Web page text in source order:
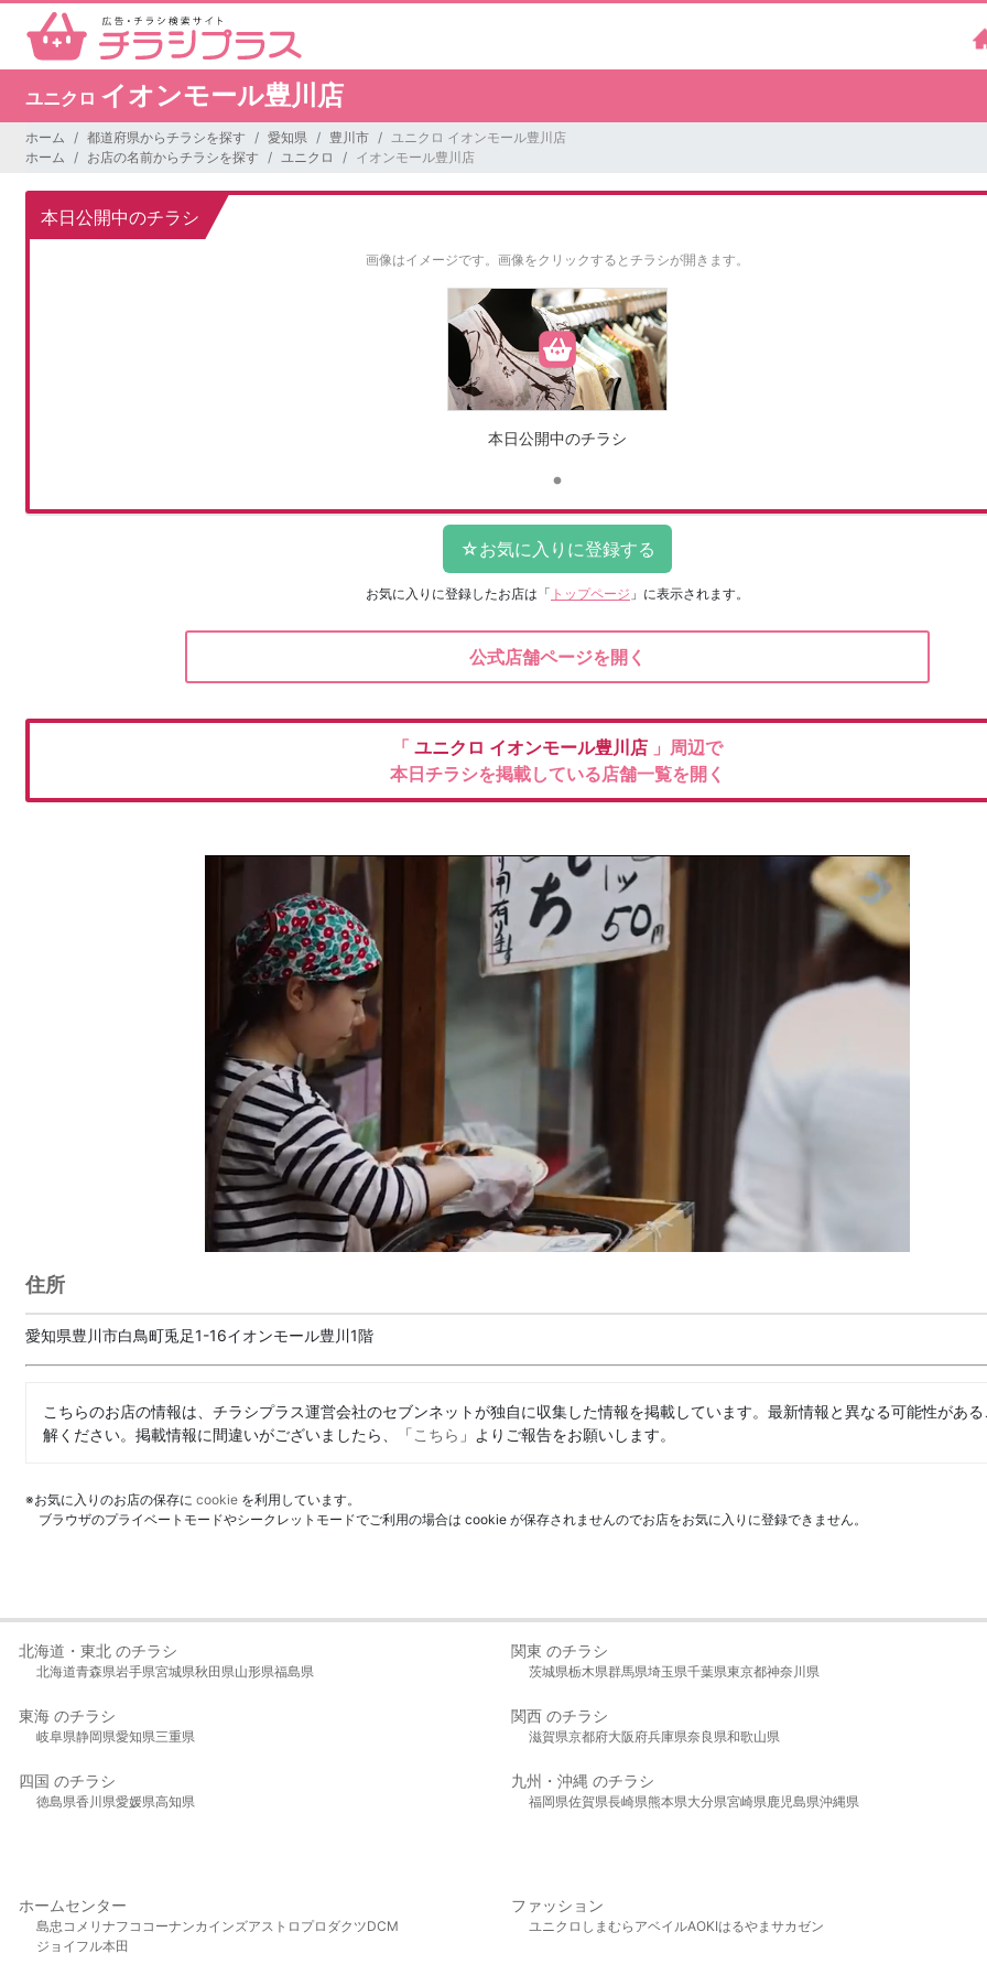
ユニクロ イオンモール豊川店
ホーム 都道府県からチラシを探す 愛知県 豊川市
ユニクロ イオンモール豊川店
ホーム
お店の名前からチラシを探す ユニクロ イオンモール豊川店
本日公開中のチラシ
画像はイメージです。 画像をクリックするとチラシが開きます。
本日公開中のチラシ
お気に入りに登録したお店は 「 トップページ 」に表示されます。
公式店舗ページを開く
「 ユニクロ イオンモール豊川店 」周辺で
本日チラシを掲載している店舗一覧を開く
住所
愛知県豊川市白鳥町兎足1-16イオンモール豊川1階
こちらのお店の情報は、チラシプラス運営会社のセブンネットが独自に収集した情報を掲載しています。最新情報と異なる可能性があ
解ください。掲載情報に間違いがございましたら、「こちら 」よりご報告をお願いします。
※お気に入りのお店の保存に cookie を利用しています。
ブラウザのプライベートモードやシークレットモードでご利用の場合は cookie が保存されませんのでお店をお気に入りに登録できません。
北海道・東北 のチラシ
北海道青森県岩手県宮城県秋田県山形県福島県
関東 のチラシ
茨城県栃木県群馬県埼玉県千葉県東京都神奈川県
東海 のチラシ
岐阜県静岡県愛知県三重県
関西 のチラシ
滋賀県京都府大阪府兵庫県奈良県和歌山県
四国 のチラシ
徳島県香川県愛媛県高知県
九州・沖縄 のチラシ
福岡県佐賀県長崎県熊本県大分県宮崎県鹿児島県沖縄県
ホームセンター
島忠 コメリ ナフコ コーナンカインズアストロプロダクツDCM
ジョイフル本田
ファッション
ユニクロ しまむら アベイルAOKIはるやま サカゼン